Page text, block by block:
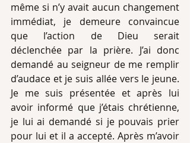
même si n’y avait aucun changement
immédiat, je demeure convaincue
que l’action de Dieu serait
déclenchée par la prière. J’ai donc
demandé au seigneur de me remplir
d’audace et je suis allée vers le jeune.
Je me suis présentée et après lui
avoir informé que j’étais chrétienne,
je lui ai demandé si je pouvais prier
pour lui et il a accepté. Après m’avoir